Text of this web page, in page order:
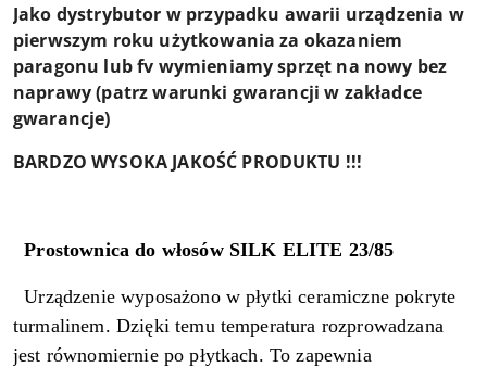
Jako dystrybutor w przypadku awarii urządzenia w
pierwszym roku użytkowania za okazaniem
paragonu lub fv wymieniamy sprzęt na nowy bez
naprawy (patrz warunki gwarancji w zakładce
gwarancje)
BARDZO WYSOKA JAKOŚĆ PRODUKTU !!!
Prostownica do włosów SILK ELITE 23/85
Urządzenie wyposażono w płytki ceramiczne pokryte
turmalinem. Dzięki temu temperatura rozprowadzana
jest równomiernie po płytkach. To zapewnia